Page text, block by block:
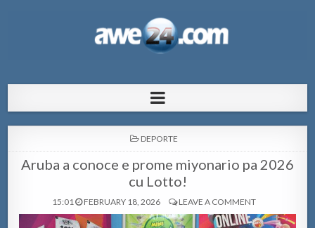
pa Aruba
POSTED
DEPORTE
Aruba a conoce e prome miyonario pa 2026
cu Lotto!
15:01 FEBRUARY 18, 2026 LEAVE A COMMENT